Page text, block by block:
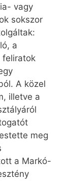
vagy
sokszor
a
feliratok
A közel
illetve a
meg
a Markó-